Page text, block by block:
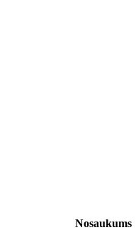
Nosaukums